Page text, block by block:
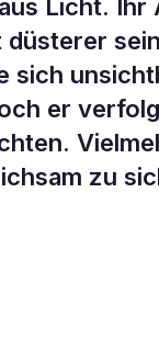
Licht. Ihr
düsterer
sich
er
zu